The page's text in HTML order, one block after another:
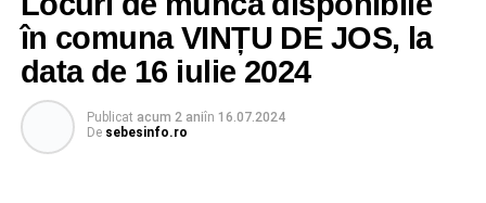
în comuna VINȚU DE JOS, la
data de 16 iulie 2024
Publicat acum 2 aniîn 16.07.2024
De sebesinfo.ro